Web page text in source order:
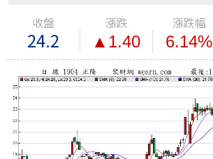
收盤 漲跌 漲跌幅
24.2 ▲1.40 6.14%